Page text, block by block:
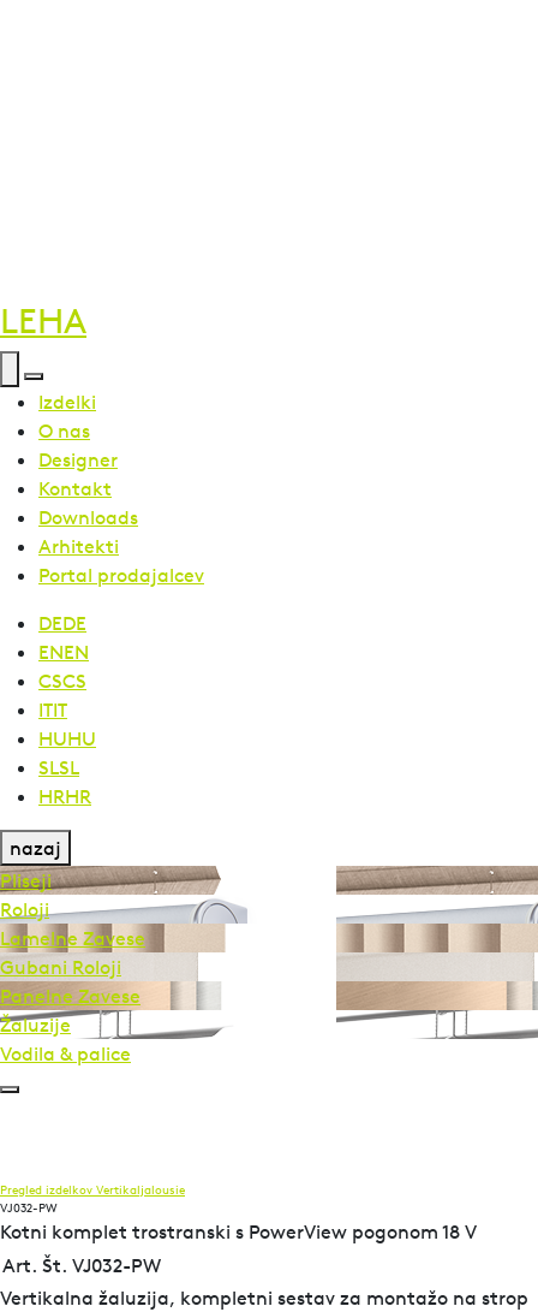
LEHA
Izdelki
O nas
Designer
Kontakt
Downloads
Arhitekti
Portal prodajalcev
DEDE
ENEN
CSCS
ITIT
HUHU
SLSL
HRHR
nazaj
Pliseji
Roloji
Lamelne Zavese
Gubani Roloji
Panelne Zavese
Žaluzije
Vodila & palice
Pregled izdelkov Vertikaljalousie
VJ032-PW
Kotni komplet trostranski s PowerView pogonom 18 V
Art. Št. VJ032-PW
Vertikalna žaluzija, kompletni sestav za montažo na strop